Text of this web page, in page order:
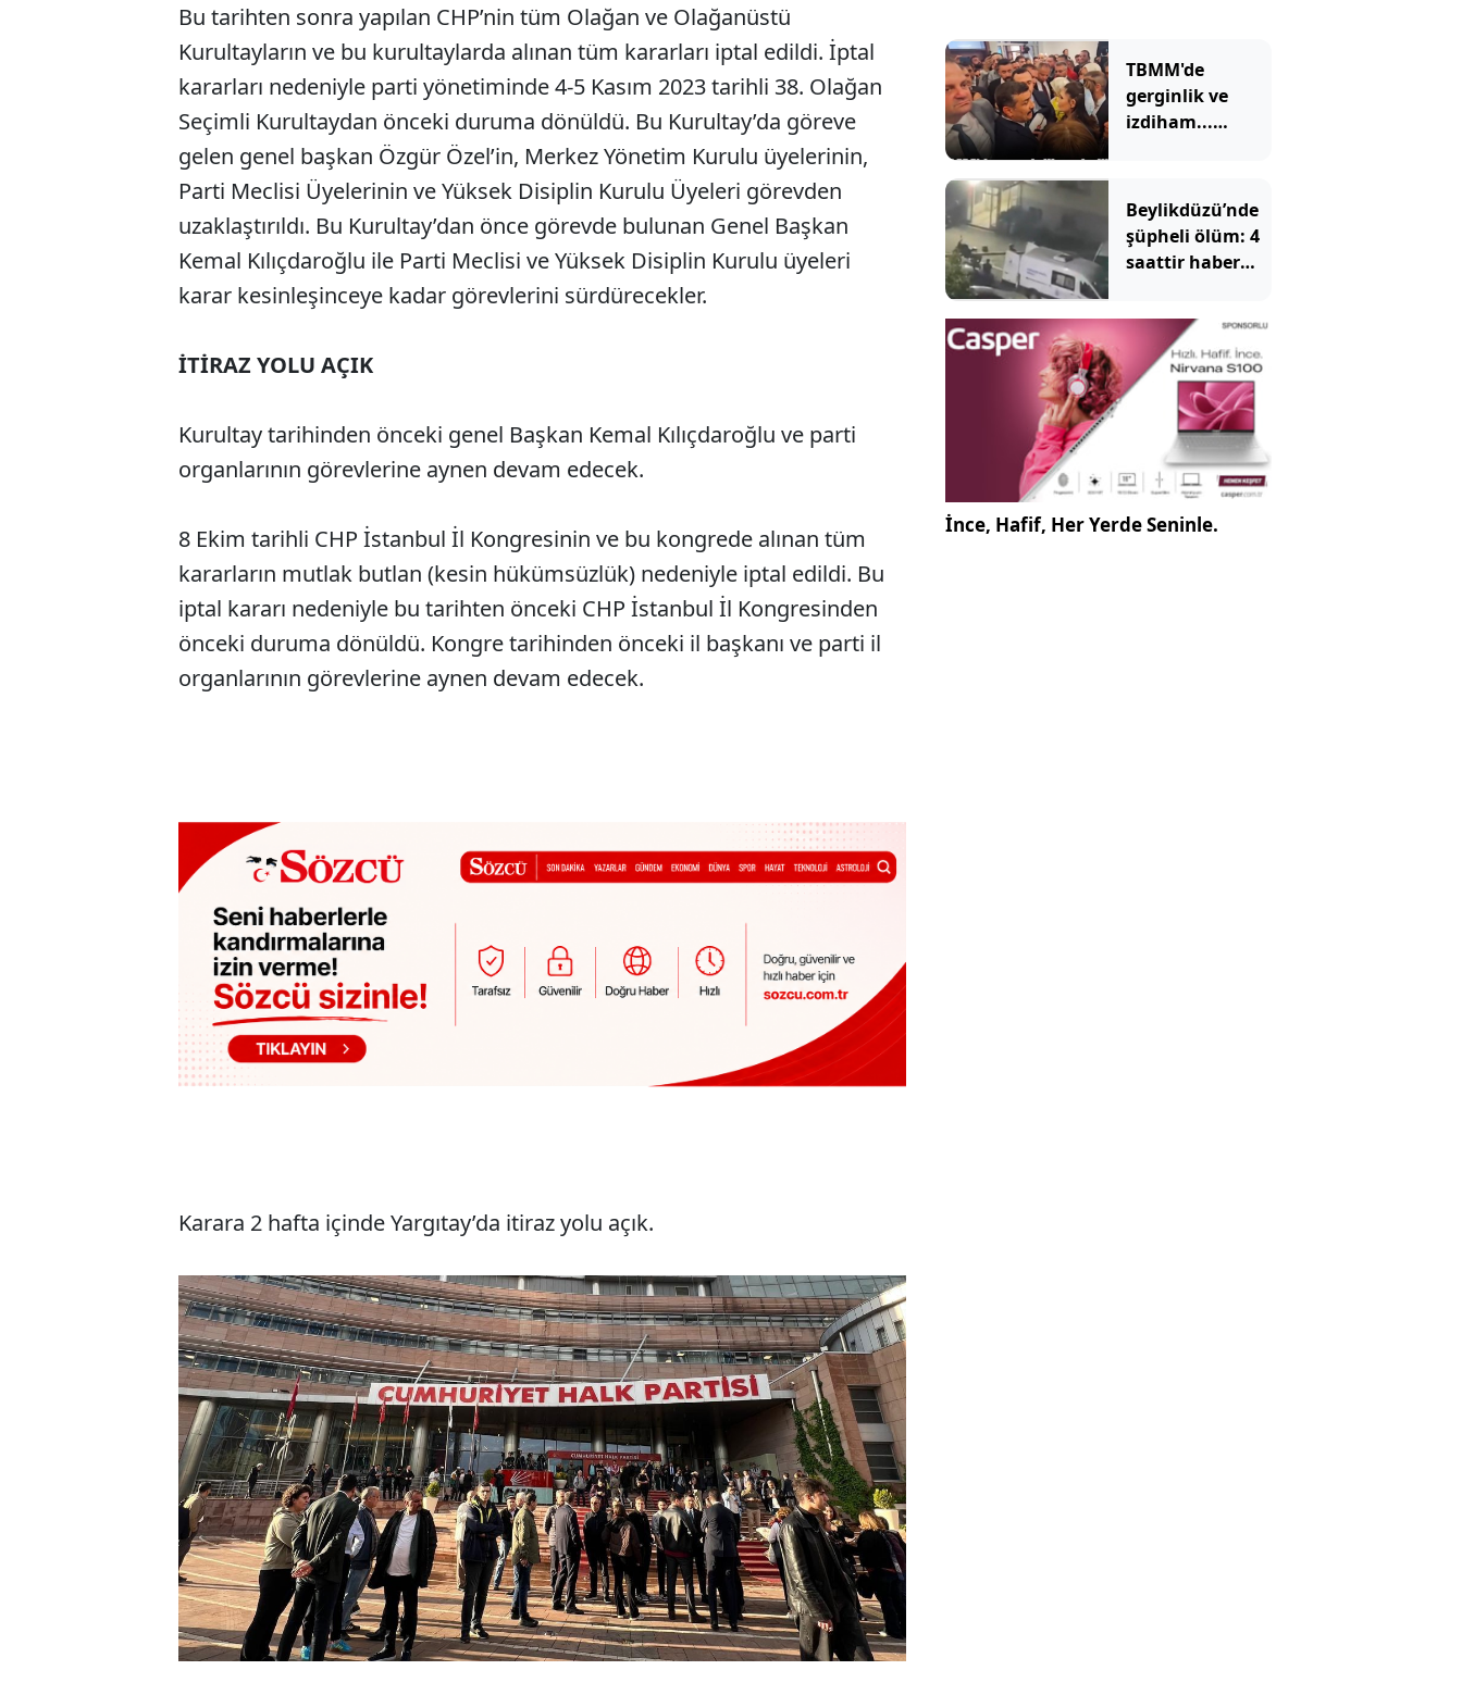
Bu tarihten sonra yapılan CHP’nin tüm Olağan ve Olağanüstü
Kurultayların ve bu kurultaylarda alınan tüm kararları iptal edildi. İptal
kararları nedeniyle parti yönetiminde 4-5 Kasım 2023 tarihli 38. Olağan
Seçimli Kurultaydan önceki duruma dönüldü. Bu Kurultay’da göreve
gelen genel başkan Özgür Özel’in, Merkez Yönetim Kurulu üyelerinin,
Parti Meclisi Üyelerinin ve Yüksek Disiplin Kurulu Üyeleri görevden
uzaklaştırıldı. Bu Kurultay’dan önce görevde bulunan Genel Başkan
Kemal Kılıçdaroğlu ile Parti Meclisi ve Yüksek Disiplin Kurulu üyeleri
karar kesinleşinceye kadar görevlerini sürdürecekler.
İTİRAZ YOLU AÇIK
Kurultay tarihinden önceki genel Başkan Kemal Kılıçdaroğlu ve parti
organlarının görevlerine aynen devam edecek.
8 Ekim tarihli CHP İstanbul İl Kongresinin ve bu kongrede alınan tüm
kararların mutlak butlan (kesin hükümsüzlük) nedeniyle iptal edildi. Bu
iptal kararı nedeniyle bu tarihten önceki CHP İstanbul İl Kongresinden
önceki duruma dönüldü. Kongre tarihinden önceki il başkanı ve parti il
organlarının görevlerine aynen devam edecek.
Karara 2 hafta içinde Yargıtay’da itiraz yolu açık.
TBMM'de
gerginlik ve
izdiham...
Beylikdüzü’nde
şüpheli ölüm: 4
saattir haber
İnce, Hafif, Her Yerde Seninle.